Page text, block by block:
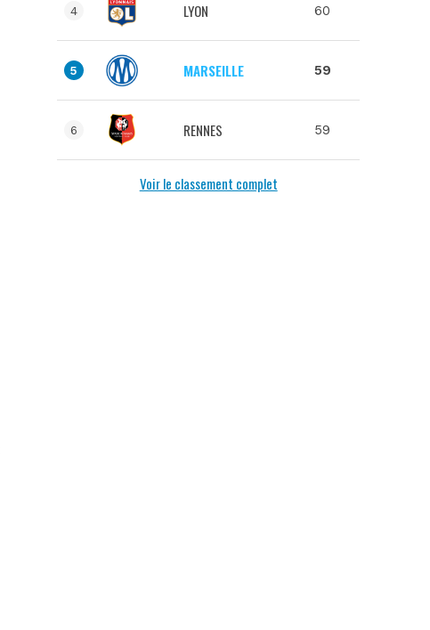
4 LYON 60
5 MARSEILLE 59
6 RENNES 59
Voir le classement complet